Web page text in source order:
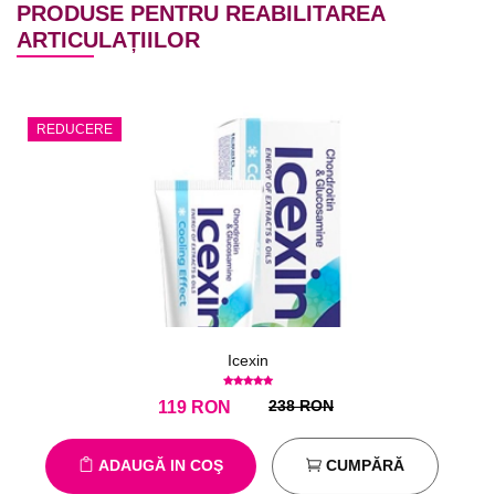
PRODUSE PENTRU REABILITAREA
ARTICULAȚIILOR
REDUCERE
Icexin
RON
119 238 RON
ADAUGĂ IN COŞ CUMPĂRĂ